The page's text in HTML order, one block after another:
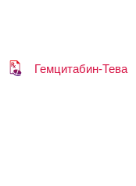
Гемцитабин-Тева